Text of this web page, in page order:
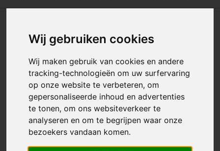
Wij gebruiken cookies
Wij maken gebruik van cookies en andere
tracking-technologieën om uw surfervaring
op onze website te verbeteren, om
gepersonaliseerde inhoud en advertenties
te tonen, om ons websiteverkeer te
analyseren en om te begrijpen waar onze
bezoekers vandaan komen.
Strandtas voor Elke Dag
Artikelnummer: 130007